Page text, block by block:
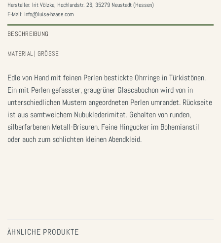
Hersteller: Irit Völzke, Hochlandstr. 26, 35279 Neustadt (Hessen)
E-Mail: info@luise-haase.com
BESCHREIBUNG
MATERIAL | GRÖSSE
Edle von Hand mit feinen Perlen bestickte Ohrringe in Türkistönen.
Ein mit Perlen gefasster, graugrüner Glascabochon wird von in
unterschiedlichen Mustern angeordneten Perlen umrandet. Rückseite
ist aus samtweichem Nubuklederimitat. Gehalten von runden,
silberfarbenen Metall-Brisuren. Feine Hingucker im Bohemianstil
oder auch zum schlichten kleinen Abendkleid.
ÄHNLICHE PRODUKTE